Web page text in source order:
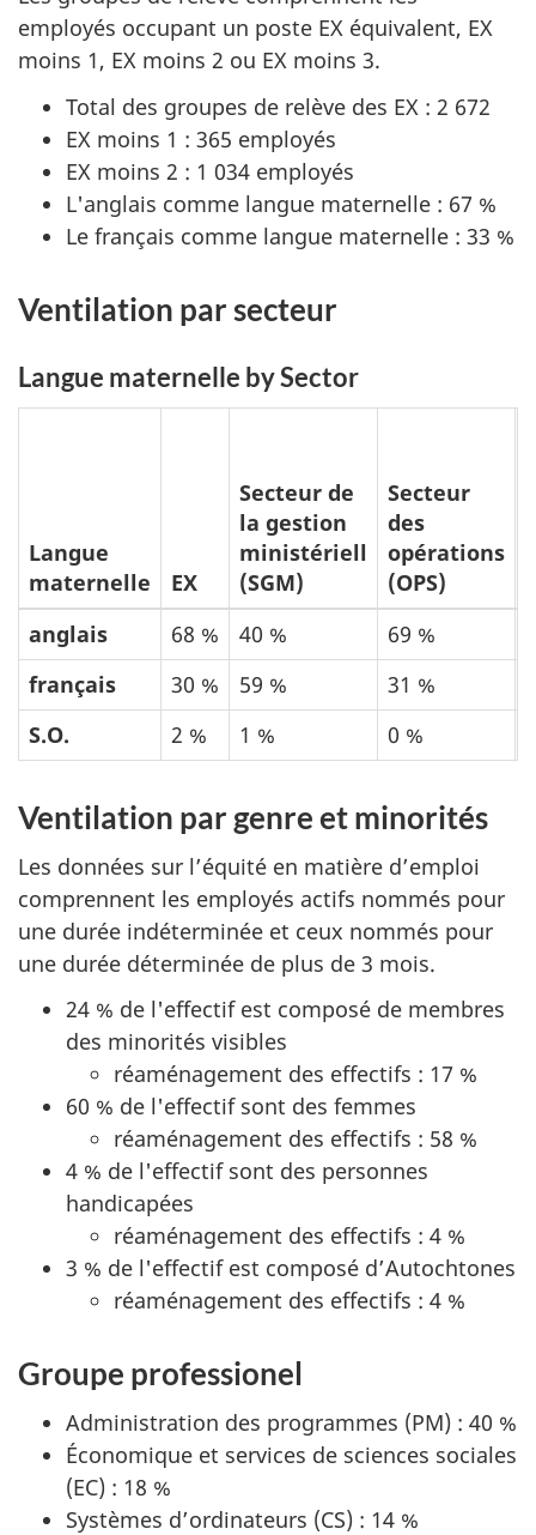
employés occupant un poste EX équivalent, EX
moins 1, EX moins 2 ou EX moins 3.
Total des groupes de relève des EX : 2 672
EX moins 1 : 365 employés
EX moins 2 : 1 034 employés
L'anglais comme langue maternelle : 67 %
Le français comme langue maternelle : 33 %
Ventilation par secteur
Langue maternelle by Sector
Langue
maternelle
EX
Secteur de
la gestion
ministériell
(SGM)
Secteur
des
opérations
(OPS)
anglais
68 % 40 % 69 %
français
30 % 59 % 31 %
S.O.
2 % 1 % 0 %
Ventilation par genre et minorités
Les données sur l’équité en matière d’emploi
comprennent les employés actifs nommés pour
une durée indéterminée et ceux nommés pour
une durée déterminée de plus de 3 mois.
24 % de l'effectif est composé de membres
des minorités visibles
réaménagement des effectifs : 17 %
60 % de l'effectif sont des femmes
réaménagement des effectifs : 58 %
4 % de l'effectif sont des personnes
handicapées
réaménagement des effectifs : 4 %
3 % de l'effectif est composé d’Autochtones
réaménagement des effectifs : 4 %
Groupe professionel
Administration des programmes (PM) : 40 %
Économique et services de sciences sociales
(EC) : 18 %
Systèmes d’ordinateurs (CS) : 14 %